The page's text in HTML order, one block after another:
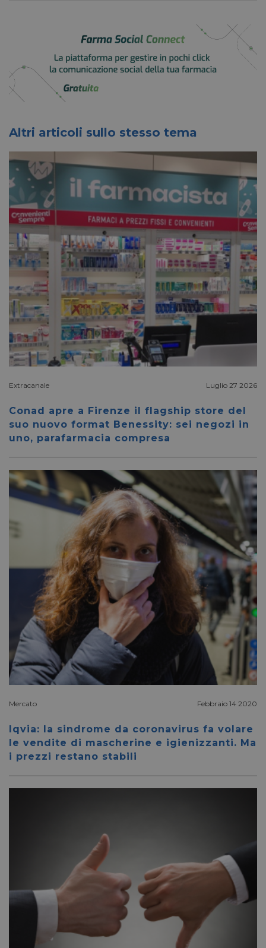
Altri articoli sullo stesso tema
Extracanale Luglio 27 2026
Conad apre a Firenze il flagship store del
suo nuovo format Benessity: sei negozi in
uno, parafarmacia compresa
Mercato Febbraio 14 2020
Iqvia: la sindrome da coronavirus fa volare
le vendite di mascherine e igienizzanti. Ma
i prezzi restano stabili
.linkedin.com
bcookie
Corporation
1 anno
lidc
Microsoft
Corporation
.linkedin.com
YSC
Google LLC
.youtube.com
Sessione
VISITOR_PRIVACY_METADATA
.youtube.com
5 mesi 4
settimane